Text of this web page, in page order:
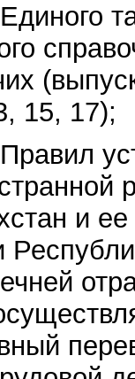
15, 17);
и